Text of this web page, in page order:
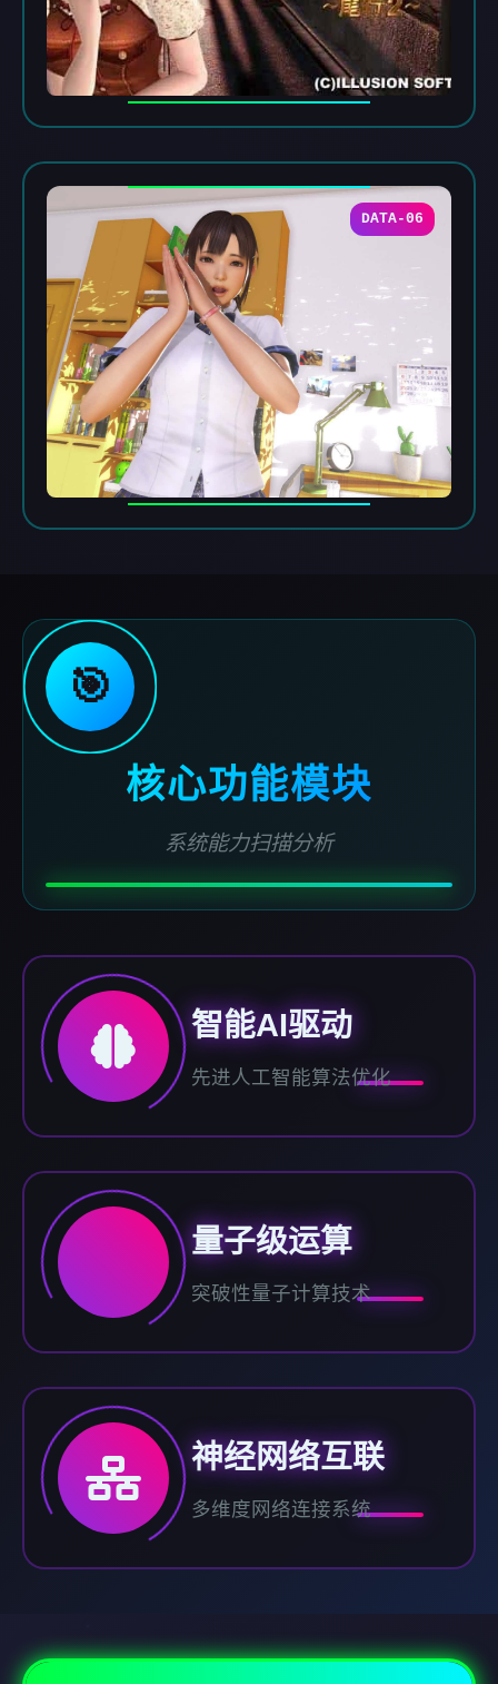
DATA-06
🎯
核心功能模块
系统能力扫描分析
智能AI驱动
先进人工智能算法优化
量子级运算
突破性量子计算技术
神经网络互联
多维度网络连接系统